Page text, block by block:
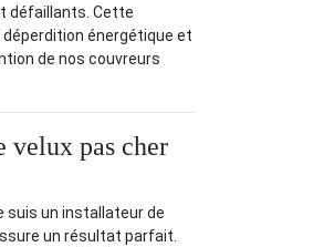
défaillants. Cette
déperdition énergétique et
de nos couvreurs
velux pas cher
suis un installateur de
un résultat parfait.